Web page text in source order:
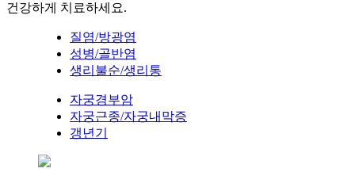
건강하게 치료하세요.
질염/방광염
성병/골반염
생리불순/생리통
자궁경부암
자궁근종/자궁내막증
갱년기